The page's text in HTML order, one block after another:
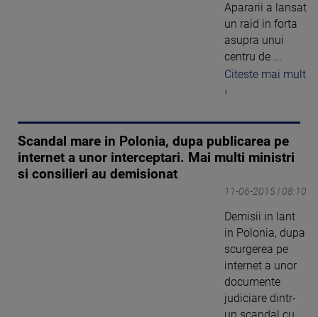
Apararii a lansat
un raid in forta
asupra unui
centru de ...
Citeste mai mult
›
Scandal mare in Polonia, dupa publicarea pe
internet a unor interceptari. Mai multi ministri
si consilieri au demisionat
11-06-2015 | 08:10
Demisii in lant
in Polonia, dupa
scurgerea pe
internet a unor
documente
judiciare dintr-